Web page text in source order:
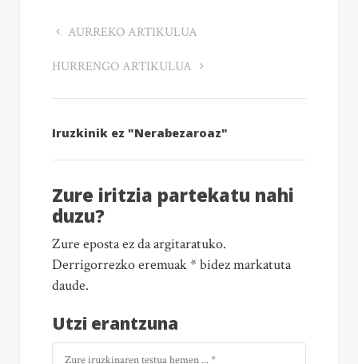
AURREKO ARTIKULUA
HURRENGO ARTIKULUA
Iruzkinik ez "Nerabezaroaz"
Zure iritzia partekatu nahi
duzu?
Zure eposta ez da argitaratuko.
Derrigorrezko eremuak * bidez markatuta
daude.
Utzi erantzuna